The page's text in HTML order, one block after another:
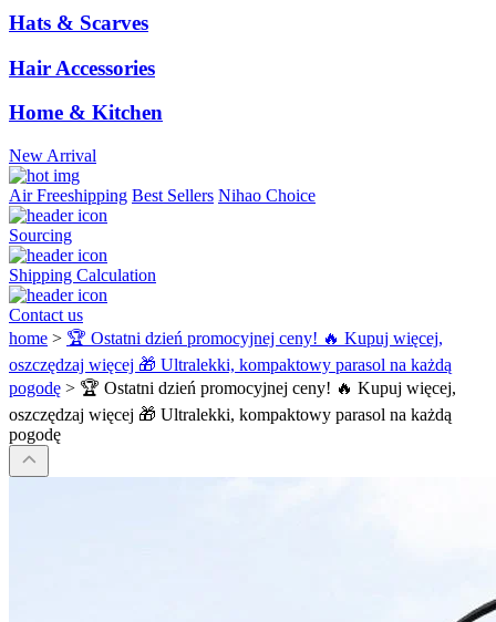
Hats & Scarves
Hair Accessories
Home & Kitchen
New Arrival
Air Freeshipping Best Sellers Nihao Choice
Sourcing
Shipping Calculation
Contact us
home > 🏆 Ostatni dzień promocyjnej ceny! 🔥 Kupuj więcej,
oszczędzaj więcej 🎁 Ultralekki, kompaktowy parasol na każdą
pogodę > 🏆 Ostatni dzień promocyjnej ceny! 🔥 Kupuj więcej,
oszczędzaj więcej 🎁 Ultralekki, kompaktowy parasol na każdą
pogodę